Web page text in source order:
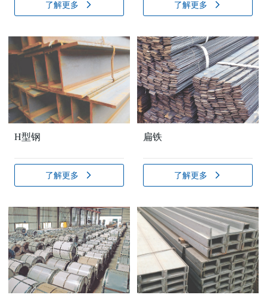
了解更多 了解更多
H型钢
了解更多
扁铁
了解更多